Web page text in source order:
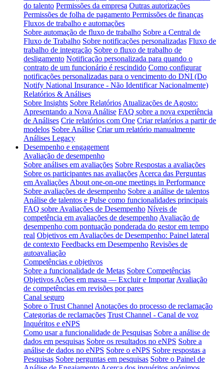
do talento Permissões da empresa Outras autorizações
Permissões de folha de pagamento Permissões de finanças
Fluxos de trabalho e automações
Sobre automação de fluxo de trabalho Sobre a Central de
Fluxo de Trabalho Sobre notificações personalizadas Fluxo de
trabalho de integração Sobre o fluxo de trabalho de
desligamento Notificação personalizada para quando o
contrato de um funcionário é rescindido Como configurar
notificações personalizadas para o vencimento do DNI (Do
Notify National Insurance - Não Identificar Nacionalmente)
Relatórios & Análises
Sobre Insights Sobre Relatórios Atualizações de Agosto:
Apresentando a Nova Análise FAQ sobre a nova experiência
de Análises Crie relatórios com One Criar relatórios a partir de
modelos Sobre Análise Criar um relatório manualmente
Análises Legacy
Desempenho e engagement
Avaliação de desempenho
Sobre análises em avaliações Sobre Respostas a avaliações
Sobre os participantes nas avaliações Acerca das Perguntas
em Avaliações About one-on-one meetings in Performance
Sobre avaliações de desempenho Sobre a análise de talentos
Análise de talentos e Pulse como funcionalidades principais
FAQ sobre Avaliações de Desempenho Níveis de
competência em avaliações de desempenho Avaliação de
desempenho com pontuação ponderada do gestor em tempo
real Objetivos em Avaliações de Desempenho: Painel lateral
de contexto Feedbacks em Desempenho Revisões de
autoavaliação
Competências e objetivos
Sobre a funcionalidade de Metas Sobre Competências
Objetivos Ações em massa — Excluir e Importar Avaliação
de competências em revisões por pares
Canal seguro
Sobre o Trust Channel Anotações do processo de reclamação
Categorias de reclamações Trust Channel - Canal de voz
Inquéritos e eNPS
Como usar a funcionalidade de Pesquisas Sobre a análise de
dados em pesquisas Sobre os resultados no eNPS Sobre a
análise de dados no eNPS Sobre o eNPS Sobre respostas a
Pesquisas Sobre perguntas em pesquisas Sobre o Painel de